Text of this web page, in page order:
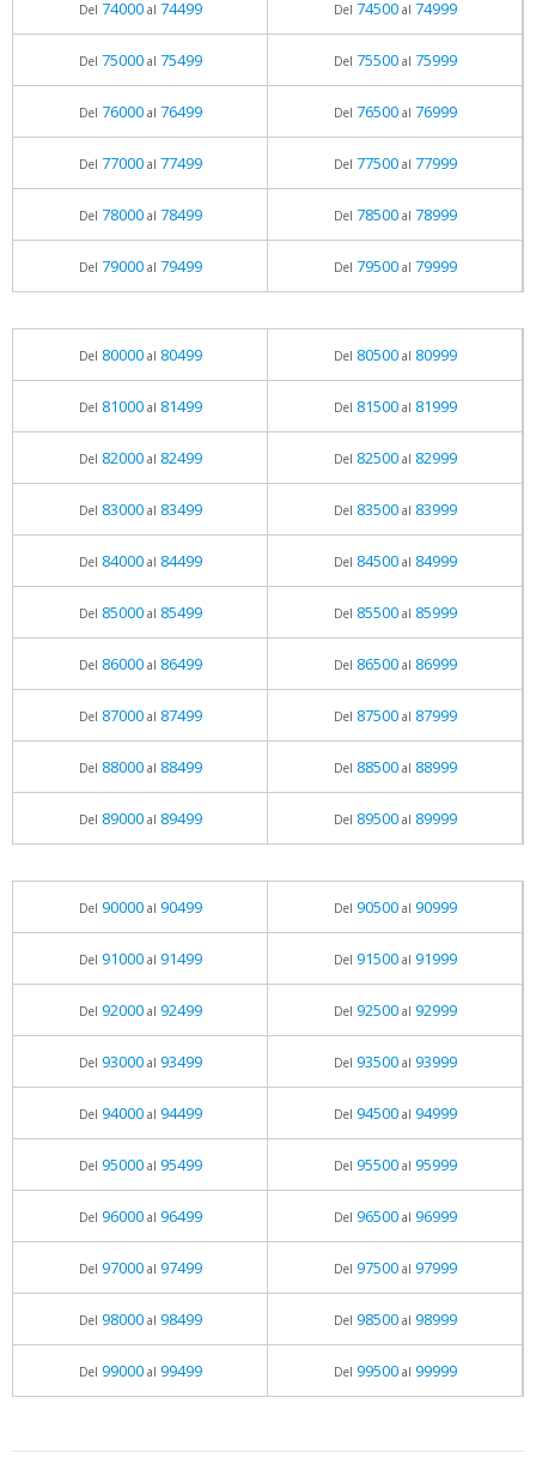
Del 74000al 74499 Del 74500al 74999
Del 75000al 75499 Del 75500al 75999
Del 76000al 76499 Del 76500al 76999
Del 77000al 77499 Del 77500al 77999
Del 78000al 78499 Del 78500al 78999
Del 79000al 79499 Del 79500al 79999
Del 80000al 80499 Del 80500al 80999
Del 81000al 81499 Del 81500al 81999
Del 82000al 82499 Del 82500al 82999
Del 83000al 83499 Del 83500al 83999
Del 84000al 84499 Del 84500al 84999
Del 85000al 85499 Del 85500al 85999
Del 86000al 86499 Del 86500al 86999
Del 87000al 87499 Del 87500al 87999
Del 88000al 88499 Del 88500al 88999
Del 89000al 89499 Del 89500al 89999
Del 90000al 90499 Del 90500al 90999
Del 91000al 91499 Del 91500al 91999
Del 92000al 92499 Del 92500al 92999
Del 93000al 93499 Del 93500al 93999
Del 94000al 94499 Del 94500al 94999
Del 95000al 95499 Del 95500al 95999
Del 96000al 96499 Del 96500al 96999
Del 97000al 97499 Del 97500al 97999
Del 98000al 98499 Del 98500al 98999
Del 99000al 99499 Del 99500al 99999